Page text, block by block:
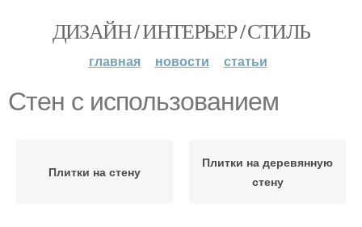
ДИЗАЙН / ИНТЕРЬЕР / СТИЛЬ
главная новости статьи
Стен с использованием
Плитки на стену
Плитки на деревянную
стену